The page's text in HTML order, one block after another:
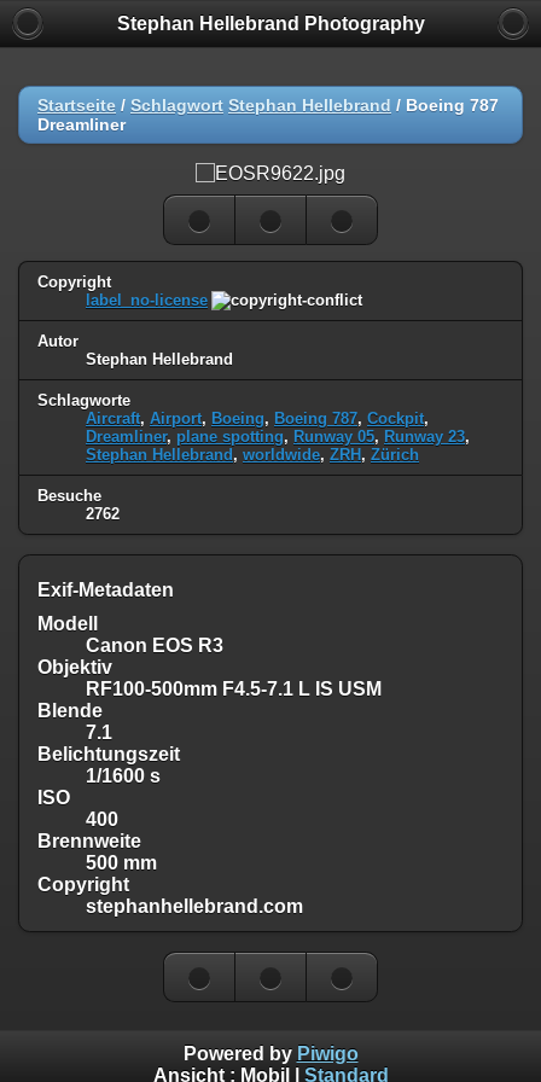
Stephan Hellebrand Photography
Startseite / Schlagwort Stephan Hellebrand / Boeing 787
Dreamliner
Copyright
label_no-license
Autor
Stephan Hellebrand
Schlagworte
Aircraft, Airport, Boeing, Boeing 787, Cockpit,
Dreamliner, plane spotting, Runway 05, Runway 23,
Stephan Hellebrand , worldwide, ZRH , Zürich
Besuche
2762
Exif-Metadaten
Modell
Canon EOS R3
Objektiv
RF100-500mm F4.5-7.1 L IS USM
Blende
7.1
Belichtungszeit
1/1600 s
ISO
400
Brennweite
500 mm
Copyright
stephanhellebrand.com
Powered by Piwigo
Ansicht : Mobil Standard